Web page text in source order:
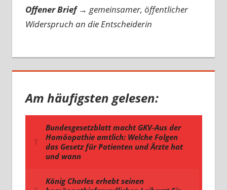
Offener Brief → gemeinsamer, öffentlicher
Widerspruch an die Entscheiderin
Am häufigsten gelesen: